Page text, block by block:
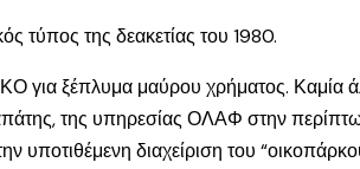
τύπος της δεακετίας του 1980.
για ξέπλυμα μαύρου χρήματος.
της υπηρεσίας ΟΛΑΦ στην
υποτιθέμενη διαχείριση του